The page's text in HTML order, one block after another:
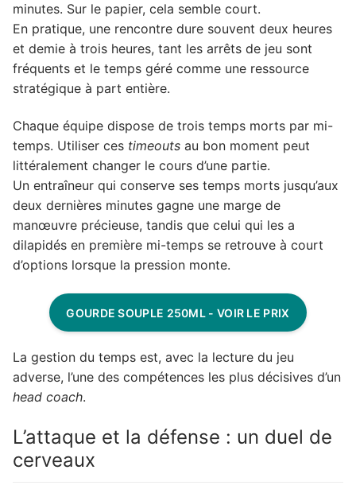
minutes. Sur le papier, cela semble court.
En pratique, une rencontre dure souvent deux heures
et demie à trois heures, tant les arrêts de jeu sont
fréquents et le temps géré comme une ressource
stratégique à part entière.
Chaque équipe dispose de trois temps morts par mi-
temps. Utiliser ces timeouts au bon moment peut
littéralement changer le cours d’une partie.
Un entraîneur qui conserve ses temps morts jusqu’aux
deux dernières minutes gagne une marge de
manœuvre précieuse, tandis que celui qui les a
dilapidés en première mi-temps se retrouve à court
d’options lorsque la pression monte.
GOURDE SOUPLE 250ML - VOIR LE PRIX
La gestion du temps est, avec la lecture du jeu
adverse, l’une des compétences les plus décisives d’un
head coach.
L’attaque et la défense : un duel de
cerveaux